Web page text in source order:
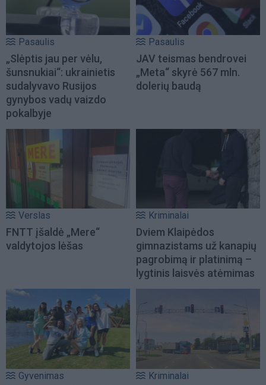
Pasaulis
„Slėptis jau per vėlu,
šunsnukiai“: ukrainietis
sudalyvavo Rusijos
gynybos vadų vaizdo
pokalbyje
Pasaulis
JAV teismas bendrovei
„Meta“ skyrė 567 mln.
dolerių baudą
Verslas
FNTT įšaldė „Mere“
valdytojos lėšas
Kriminalai
Dviem Klaipėdos
gimnazistams už kanapių
pagrobimą ir platinimą –
lygtinis laisvės atėmimas
Gyvenimas Kriminalai